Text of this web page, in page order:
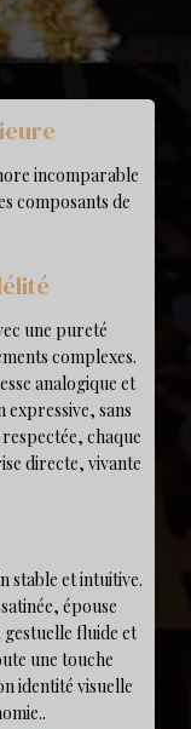
incomparable
composants de
une pureté
complexes.
analogique et
sans
chaque
directe, vivante
stable et intuitive.
épouse
fluide et
une touche
identité visuelle